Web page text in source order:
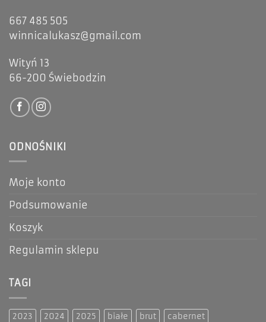
667 485 505
winnicalukasz@gmail.com
Wityń 13
66-200 Świebodzin
ODNOŚNIKI
Moje konto
Podsumowanie
Koszyk
Regulamin sklepu
TAGI
2023 2024 2025 białe brut
cabernet